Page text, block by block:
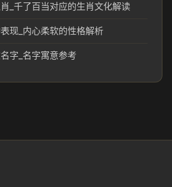
_千了百当对应的生肖文化解读
现_内心柔软的性格解析
字_名字寓意参考